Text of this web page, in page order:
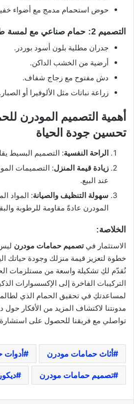
حوض استحمام مدمج مع أضواء
التصميم 2: حمام صناعي مع لمسة طبيعية
جدران مطلية بلون أسود بوردر.
أرضية من الخشب الداكن.
دش مفتوح مع زجاج شفاف.
زراعة نباتات مثل الألوفيرا أو الصبار.
أهمية التصميم المودرن
تحسين جودة الحياة
الراحة النفسية: التصميم البسيط
زيادة قيمة المنزل: التصميمات
عند البيع.
سهولة التنظيف والصيانة: المواد
المودرن عادةً مقاومة للرطوبة
الخلاصة:
الاستثمار فيتصميم حمامات مودرن
خطوة لتعزيز قيمة منزلك وجودة حياتك
نُقدّم لكِ تشكيلة واسعة من مستلزمات
التركيبات الفاخرة إلى الإكسسوارات
لمساعدتكِ في تحقيق الحمام الذي
مدونتنا لاكتشاف المزيد من الأفكار حول
تواصلي مع فريقنا للحصول على
أثاث حمامات مودرن أدوات
تصميم حمامات مودرن